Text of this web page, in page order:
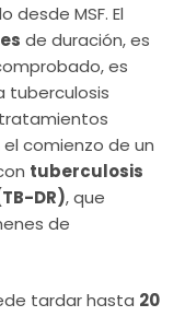
desde MSF. El
de duración, es
es
tuberculosis
comienzo de un
tuberculosis
DR), que
de
tardar hasta 20